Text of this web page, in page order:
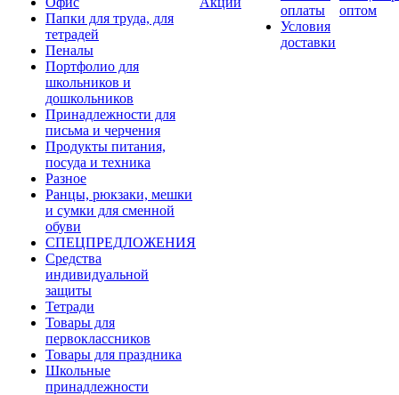
Папки для труда, для
тетрадей
Пеналы
Портфолио для
школьников и
дошкольников
Принадлежности для
письма и черчения
Продукты питания,
посуда и техника
Разное
Ранцы, рюкзаки, мешки
и сумки для сменной
обуви
СПЕЦПРЕДЛОЖЕНИЯ
Средства
индивидуальной
защиты
Тетради
Товары для
первоклассников
Товары для праздника
Школьные
принадлежности
оплаты
Условия
доставки
оптом